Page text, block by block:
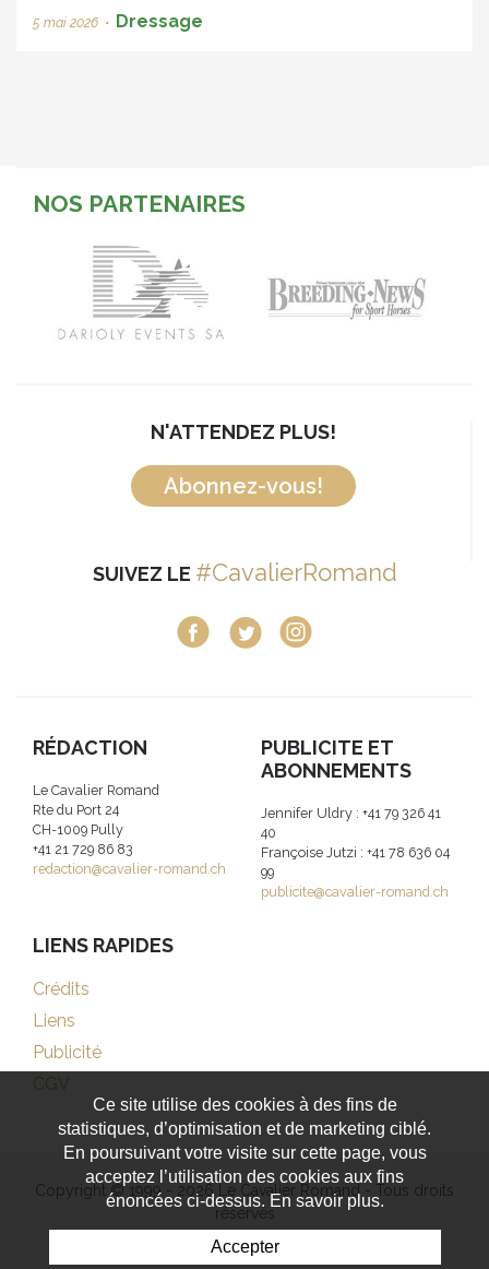
5 mai 2026 • Dressage
NOS PARTENAIRES
N'ATTENDEZ PLUS!
Abonnez-vous!
SUIVEZ LE #CavalierRomand
RÉDACTION
Le Cavalier Romand
Rte du Port 24
CH-1009 Pully
+41 21 729 86 83
redaction@cavalier-romand.ch
PUBLICITE ET
ABONNEMENTS
Jennifer Uldry : +41 79 326 41
40
Françoise Jutzi : +41 78 636 04
99
publicite@cavalier-romand.ch
LIENS RAPIDES
Crédits
Liens
Publicité
CGV
Copyright © 1999 - 2026 Le Cavalier Romand - Tous droits
réservés
-Generated with IceCube2.Net
Ce site utilise des cookies à des fins de
statistiques, d’optimisation et de marketing ciblé.
En poursuivant votre visite sur cette page, vous
acceptez l’utilisation des cookies aux fins
énoncées ci-dessus. En savoir plus.
Accepter